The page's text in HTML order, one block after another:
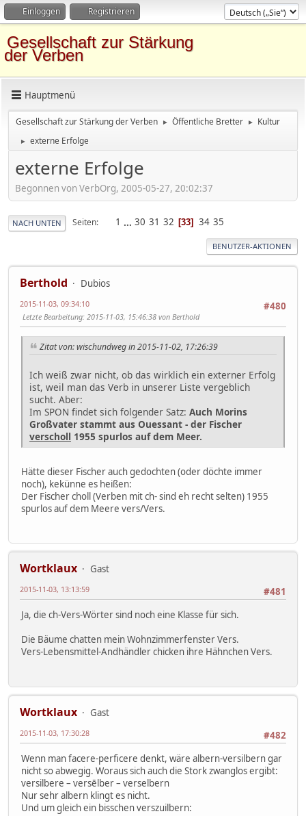
Einloggen Registrieren
Gesellschaft zur Stärkung
der Verben
Hauptmenü
Gesellschaft zur Stärkung der Verben ► Öffentliche Bretter ► Kultur
► externe Erfolge
externe Erfolge
Begonnen von VerbOrg, 2005-05-27, 20:02:37
NACH UNTEN Seiten 1 ... 30 31 32 33 34 35
BENUTZER-AKTIONEN
Berthold
Dubios
#480
2015-11-03, 09:34:10
Letzte Bearbeitung: 2015-11-03, 15:46:38 von Berthold
Zitat von: wischundweg in 2015-11-02, 17:26:39
Ich weiß zwar nicht, ob das wirklich ein externer Erfolg
ist, weil man das Verb in unserer Liste vergeblich
sucht. Aber:
Im SPON findet sich folgender Satz: Auch Morins
Großvater stammt aus Ouessant - der Fischer
verscholl 1955 spurlos auf dem Meer.
Hätte dieser Fischer auch gedochten (oder döchte immer
noch), kekünne es heißen:
Der Fischer choll (Verben mit ch- sind eh recht selten) 1955
spurlos auf dem Meere vers/Vers.
Wortklaux
Gast
#481
2015-11-03, 13:13:59
Ja, die ch-Vers-Wörter sind noch eine Klasse für sich.
Die Bäume chatten mein Wohnzimmerfenster Vers.
Vers-Lebensmittel-Andhändler chicken ihre Hähnchen Vers.
Wortklaux
Gast
#482
2015-11-03, 17:30:28
Wenn man facere-perficere denkt, wäre albern-versilbern gar
nicht so abwegig. Woraus sich auch die Stork zwanglos ergibt:
versilbere – versēlber – verselbern
Nur sehr albern klingt es nicht.
Und um gleich ein bisschen verszuilbern: